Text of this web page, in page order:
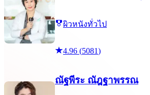
ผิวหนังทั่วไป
4.96 (5081)
ณัฐพีระ ณัฎฐาพรรณ